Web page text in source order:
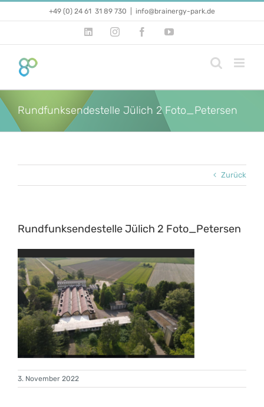
+49 (0) 24 61 31 89 730 info@brainergy-park.de
LinkedInInstagramFacebookYouTube
Rundfunksendestelle Jülich 2 Foto_Petersen
Zurück
Rundfunksendestelle Jülich 2 Foto_Petersen
3. November 2022